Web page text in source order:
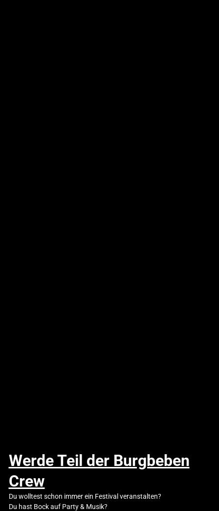
Werde Teil der Burgbeben
Crew
Du wolltest schon immer ein Festival veranstalten?
Du hast Bock auf Party & Musik?